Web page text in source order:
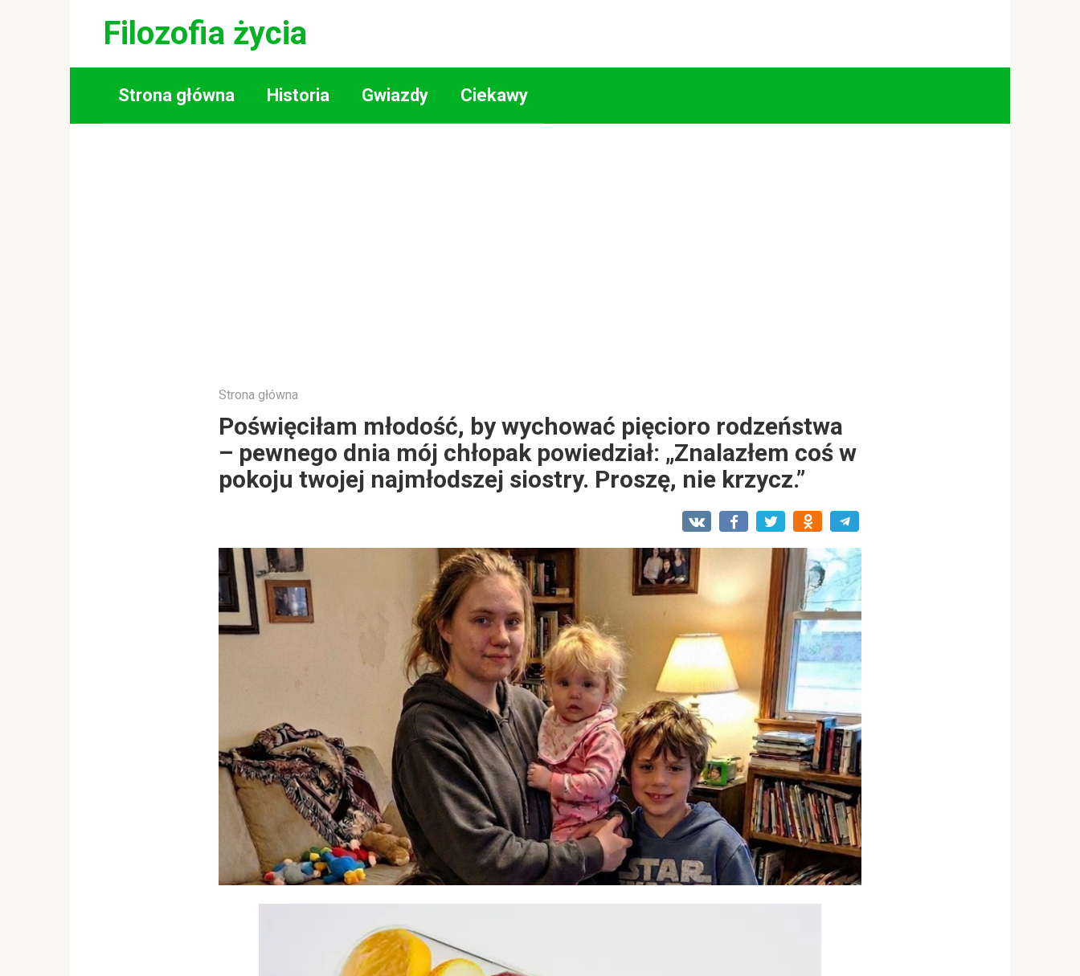
Filozofia życia
Strona główna Historia Gwiazdy Ciekawy
Strona główna
Poświęciłam młodość, by wychować pięcioro rodzeństwa
– pewnego dnia mój chłopak powiedział: „Znalazłem coś w
pokoju twojej najmłodszej siostry. Proszę, nie krzycz.”